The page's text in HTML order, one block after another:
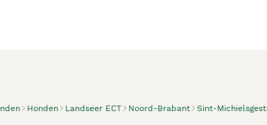
Honden Landseer ECT Noord-Brabant Sint-